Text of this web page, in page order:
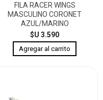
FILA RACER WINGS
MASCULINO CORONET
AZUL/MARINO
$U 3.590